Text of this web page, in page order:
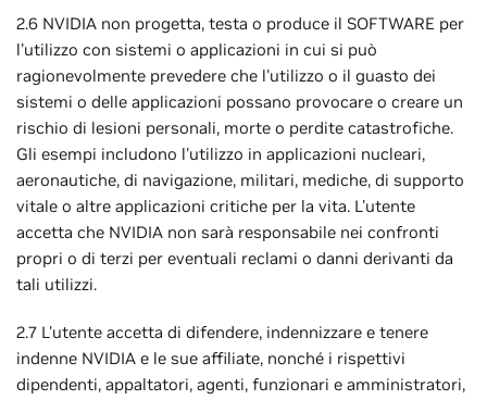
2.6 NVIDIA non progetta, testa o produce il SOFTWARE per
l'utilizzo con sistemi o applicazioni in cui si può
ragionevolmente prevedere che l'utilizzo o il guasto dei
sistemi o delle applicazioni possano provocare o creare un
rischio di lesioni personali, morte o perdite catastrofiche.
Gli esempi includono l'utilizzo in applicazioni nucleari,
aeronautiche, di navigazione, militari, mediche, di supporto
vitale o altre applicazioni critiche per la vita. L'utente
accetta che NVIDIA non sarà responsabile nei confronti
propri o di terzi per eventuali reclami o danni derivanti da
tali utilizzi.
2.7 L'utente accetta di difendere, indennizzare e tenere
indenne NVIDIA e le sue affiliate, nonché i rispettivi
dipendenti, appaltatori, agenti, funzionari e amministratori,